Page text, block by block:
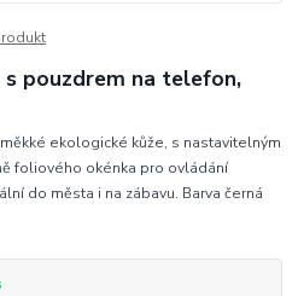
pouzdrem na telefon,
ekologické kůže, s nastavitelným
foliového okénka pro ovládání
do města i na zábavu. Barva černá